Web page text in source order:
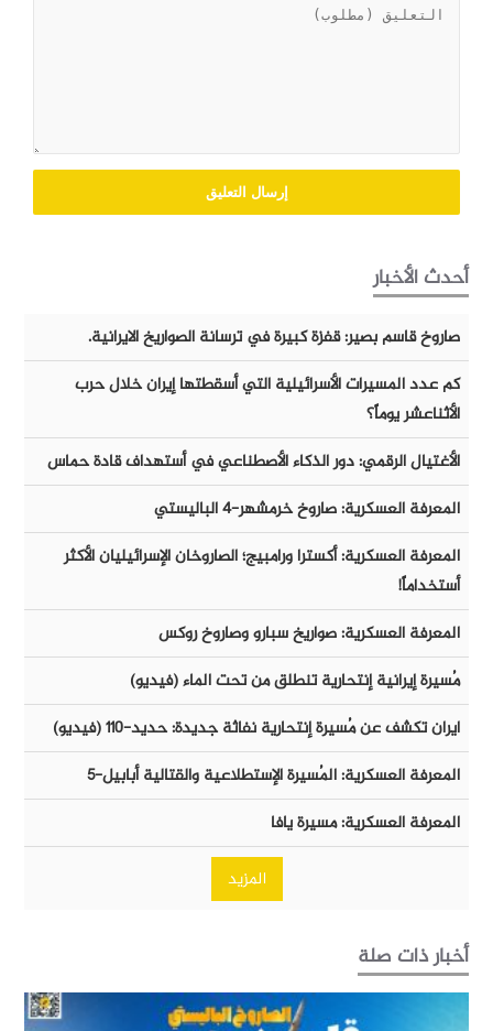
أحدث الأخبار
صاروخ قاسم بصير: قفزة كبيرة في ترسانة الصواريخ الايرانية.
كم عدد المسيرات الأسرائيلية التي أسقطتها إيران خلال حرب
الأثناعشر يوماً؟
الأغتيال الرقمي: دور الذكاء الأصطناعي في أستهداف قادة حماس
المعرفة العسكرية: صاروخ خرمشهر-٤ الباليستي
المعرفة العسكرية: أكسترا ورامبيج؛ الصاروخان الإسرائيليان الأكثر
أستخداماً!
المعرفة العسكرية: صواريخ سبارو وصاروخ روكس
مُسيرة إيرانية إنتحارية تنطلق من تحت الماء (فيديو)
ايران تكشف عن مُسيرة إنتحارية نفاثة جديدة: حديد-١١٠ (فيديو)
المعرفة العسكرية: المُسيرة الإستطلاعية والقتالية أبابيل-٥
المعرفة العسكرية: مسيرة يافا
المزيد
أخبار ذات صلة